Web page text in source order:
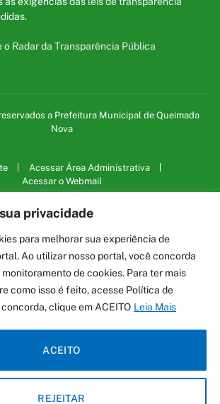
privacidade
para melhorar sua experiência de
Ao utilizar nosso portal, você concorda
de cookies. Para ter mais
como isso é feito, acesse Política de
clique em ACEITO Leia Mais
REJEITAR
ACEITO
o Radar da Transparência Pública
a Prefeitura Municipal de Queimada
Nova
Acessar Área Administrativa
Acessar o Webmail